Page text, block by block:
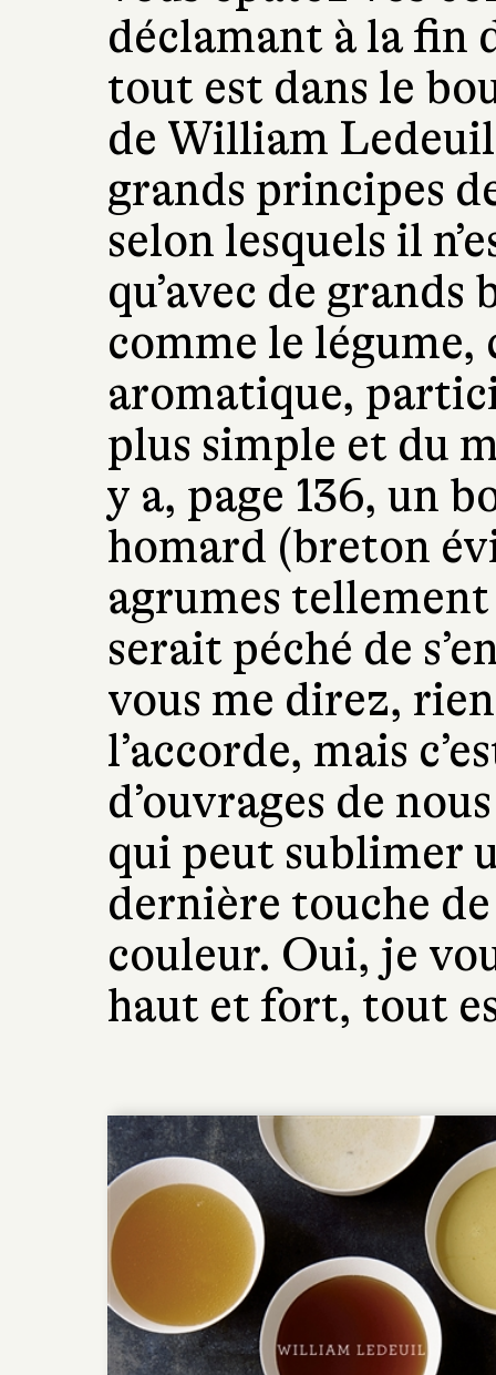
déclamant à la fin
tout est dans le
de William
grands principes
selon lesquels il
qu’avec de grands
comme le légume,
aromatique,
plus simple et du
y a, page 136, un
homard (breton
agrumes
serait péché de
vous me direz, rien
l’accorde, mais
d’ouvrages de
qui peut sublimer
dernière touche
couleur. Oui, je
haut et fort, tout